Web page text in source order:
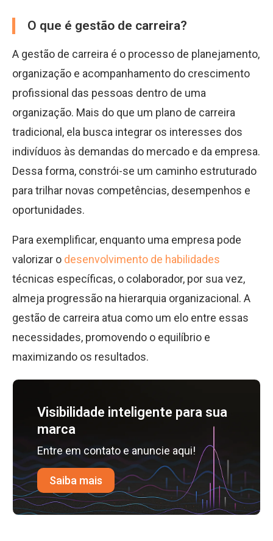
O que é gestão de carreira?
A gestão de carreira é o processo de planejamento,
organização e acompanhamento do crescimento
profissional das pessoas dentro de uma
organização. Mais do que um plano de carreira
tradicional, ela busca integrar os interesses dos
indivíduos às demandas do mercado e da empresa.
Dessa forma, constrói-se um caminho estruturado
para trilhar novas competências, desempenhos e
oportunidades.
Para exemplificar, enquanto uma empresa pode
valorizar o desenvolvimento de habilidades
técnicas específicas, o colaborador, por sua vez,
almeja progressão na hierarquia organizacional. A
gestão de carreira atua como um elo entre essas
necessidades, promovendo o equilíbrio e
maximizando os resultados.
Visibilidade inteligente para sua
marca
Entre em contato e anuncie aqui!
Saiba mais